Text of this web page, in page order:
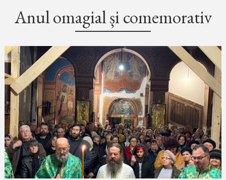
Anul omagial și comemorativ